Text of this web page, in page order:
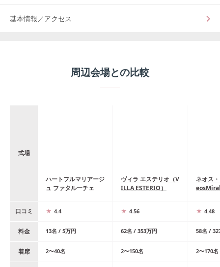
基本情報／アクセス
周辺会場との比較
式場
ハートフルマリアージ
ュ ファタルーチェ
ヴィラ エステリオ（V
ILLA ESTERIO）
ネオス
口コミ 4.4 4.56 4.48
料金 13名 / 5万円 62名 / 353万円 58名 /
着席 2〜40名 2〜150名 2〜170名